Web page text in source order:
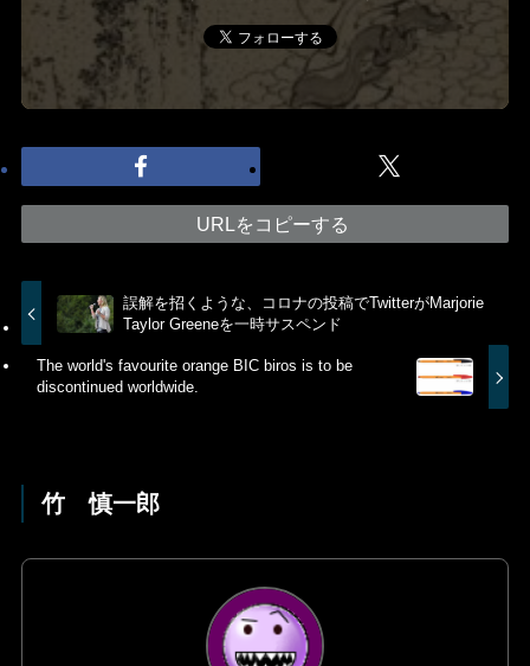
URLをコピーする
誤解を招くような、コロナの投稿でTwitterがMarjorie
Taylor Greeneを一時サスペンド
The world's favourite orange BIC biros is to be
discontinued worldwide.
竹 慎一郎